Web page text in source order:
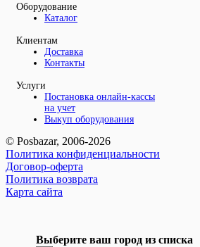
Оборудование
Каталог
Клиентам
Доставка
Контакты
Услуги
Постановка онлайн-кассы
на учет
Выкуп оборудования
© Posbazar, 2006-2026
Политика конфиденциальности
Договор-оферта
Политика возврата
Карта сайта
Выберите ваш город из списка